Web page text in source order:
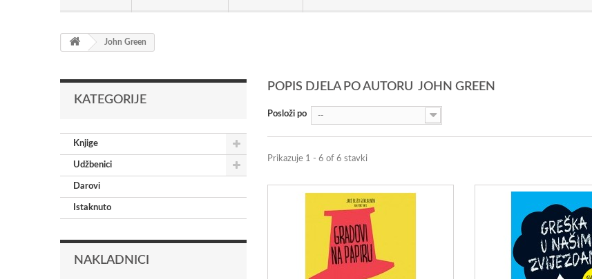
John Green
KATEGORIJE
Knjige
Udžbenici
Darovi
Istaknuto
NAKLADNICI
POPIS DJELA PO AUTORU JOHN GREEN
Posloži po --
Prikazuje 1 - 6 of 6 stavki